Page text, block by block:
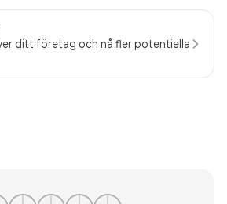
ditt företag och nå fler potentiella